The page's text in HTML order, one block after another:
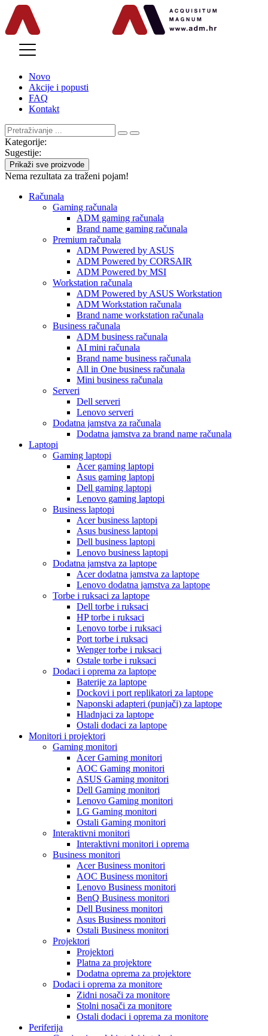
Novo
Akcije i popusti
FAQ
Kontakt
Kategorije:
Sugestije:
Prikaži sve proizvode
Nema rezultata za traženi pojam!
Računala
Gaming računala
ADM gaming računala
Brand name gaming računala
Premium računala
ADM Powered by ASUS
ADM Powered by CORSAIR
ADM Powered by MSI
Workstation računala
ADM Powered by ASUS Workstation
ADM Workstation računala
Brand name workstation računala
Business računala
ADM business računala
AI mini računala
Brand name business računala
All in One business računala
Mini business računala
Serveri
Dell serveri
Lenovo serveri
Dodatna jamstva za računala
Dodatna jamstva za brand name računala
Laptopi
Gaming laptopi
Acer gaming laptopi
Asus gaming laptopi
Dell gaming laptopi
Lenovo gaming laptopi
Business laptopi
Acer business laptopi
Asus business laptopi
Dell business laptopi
Lenovo business laptopi
Dodatna jamstva za laptope
Acer dodatna jamstva za laptope
Lenovo dodatna jamstva za laptope
Torbe i ruksaci za laptope
Dell torbe i ruksaci
HP torbe i ruksaci
Lenovo torbe i ruksaci
Port torbe i ruksaci
Wenger torbe i ruksaci
Ostale torbe i ruksaci
Dodaci i oprema za laptope
Baterije za laptope
Dockovi i port replikatori za laptope
Naponski adapteri (punjači) za laptope
Hladnjaci za laptope
Ostali dodaci za laptope
Monitori i projektori
Gaming monitori
Acer Gaming monitori
AOC Gaming monitori
ASUS Gaming monitori
Dell Gaming monitori
Lenovo Gaming monitori
LG Gaming monitori
Ostali Gaming monitori
Interaktivni monitori
Interaktivni monitori i oprema
Business monitori
Acer Business monitori
AOC Business monitori
Lenovo Business monitori
BenQ Business monitori
Dell Business monitori
Asus Business monitori
Ostali Business monitori
Projektori
Projektori
Platna za projektore
Dodatna oprema za projektore
Dodaci i oprema za monitore
Zidni nosači za monitore
Stolni nosači za monitore
Ostali dodaci i oprema za monitore
Periferija